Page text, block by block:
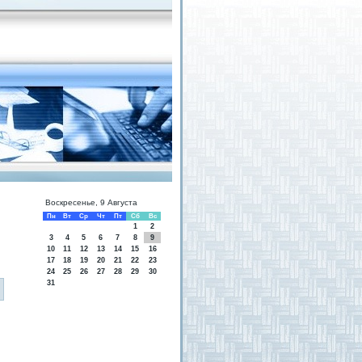
Воскресенье, 9 Августа
Пн Вт Ср Чт Пт Сб Вс
1
2
3
4 5 6 7 8
9
10
11 12 13 14 15
16
17
18 19 20 21 22
23
24
25 26 27 28 29
30
31